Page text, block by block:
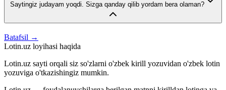
Saytingiz judayam yoqdi. Sizga qanday qilib yordam bera olaman?
Batafsil →
Lotin.uz loyihasi haqida
Lotin.uz sayti orqali siz so'zlarni o'zbek kirill yozuvidan o'zbek lotin
yozuviga o'tkazishingiz mumkin.